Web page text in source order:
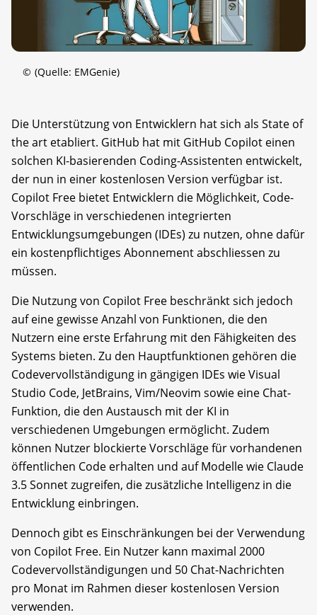
© (Quelle: EMGenie)
Die Unterstützung von Entwicklern hat sich als State of
the art etabliert. GitHub hat mit GitHub Copilot einen
solchen KI-basierenden Coding-Assistenten entwickelt,
der nun in einer kostenlosen Version verfügbar ist.
Copilot Free bietet Entwicklern die Möglichkeit, Code-
Vorschläge in verschiedenen integrierten
Entwicklungsumgebungen (IDEs) zu nutzen, ohne dafür
ein kostenpflichtiges Abonnement abschliessen zu
müssen.
Die Nutzung von Copilot Free beschränkt sich jedoch
auf eine gewisse Anzahl von Funktionen, die den
Nutzern eine erste Erfahrung mit den Fähigkeiten des
Systems bieten. Zu den Hauptfunktionen gehören die
Codevervollständigung in gängigen IDEs wie Visual
Studio Code, JetBrains, Vim/Neovim sowie eine Chat-
Funktion, die den Austausch mit der KI in
verschiedenen Umgebungen ermöglicht. Zudem
können Nutzer blockierte Vorschläge für vorhandenen
öffentlichen Code erhalten und auf Modelle wie Claude
3.5 Sonnet zugreifen, die zusätzliche Intelligenz in die
Entwicklung einbringen.
Dennoch gibt es Einschränkungen bei der Verwendung
von Copilot Free. Ein Nutzer kann maximal 2000
Codevervollständigungen und 50 Chat-Nachrichten
pro Monat im Rahmen dieser kostenlosen Version
verwenden.